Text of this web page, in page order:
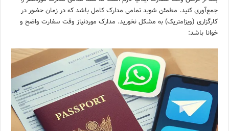
جمع‌آوری کنید. مطمئن شوید تمامی مدارک کامل باشد که در زمان حضور در
کارگزاری (ویزامتریک) به مشکل نخورید. مدارک موردنیاز وقت سفارت واضح و
خوانا باشد: